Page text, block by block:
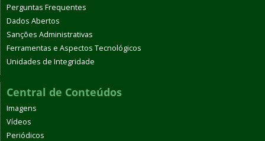
Perguntas Frequentes
Dados Abertos
Sanções Administrativas
Ferramentas e Aspectos Tecnológicos
Unidades de Integridade
Central de Conteúdos
Imagens
Vídeos
Periódicos